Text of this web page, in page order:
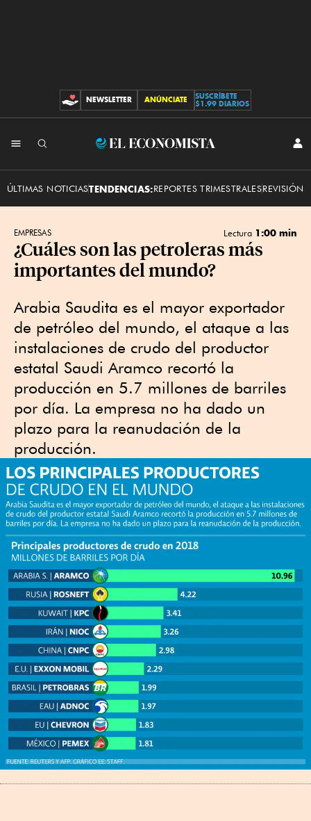
CONTRIBUCIONES
NEWSLETTER ANÚNCIATE
SUSCRÍBETE
$1.99 DIARIOS
El
ÚLTIMAS NOTICIASTENDENCIAS:REPORTES TRIMESTRALESREVISIÓN
EMPRESAS Lectura 1:00 min
¿Cuáles son las petroleras más
importantes del mundo?
Arabia Saudita es el mayor exportador
de petróleo del mundo, el ataque a las
instalaciones de crudo del productor
estatal Saudi Aramco recortó la
producción en 5.7 millones de barriles
por día. La empresa no ha dado un
plazo para la reanudación de la
producción.